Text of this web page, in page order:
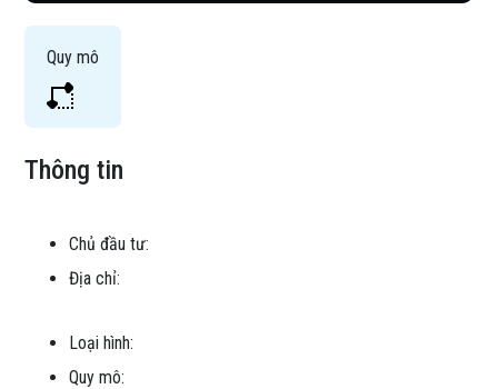
Quy mô
Thông tin
Chủ đầu tư:
Địa chỉ:
Loại hình:
Quy mô: